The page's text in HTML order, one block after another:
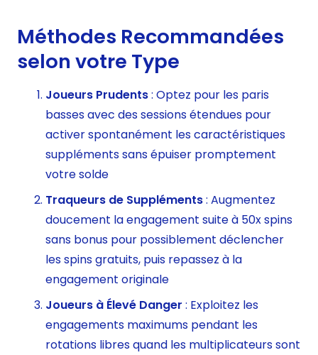
Méthodes Recommandées
selon votre Type
Joueurs Prudents: Optez pour les paris
basses avec des sessions étendues pour
activer spontanément les caractéristiques
suppléments sans épuiser promptement
votre solde
Traqueurs de Suppléments: Augmentez
doucement la engagement suite à 50x spins
sans bonus pour possiblement déclencher
les spins gratuits, puis repassez à la
engagement originale
Joueurs à Élevé Danger : Exploitez les
engagements maximums pendant les
rotations libres quand les multiplicateurs sont